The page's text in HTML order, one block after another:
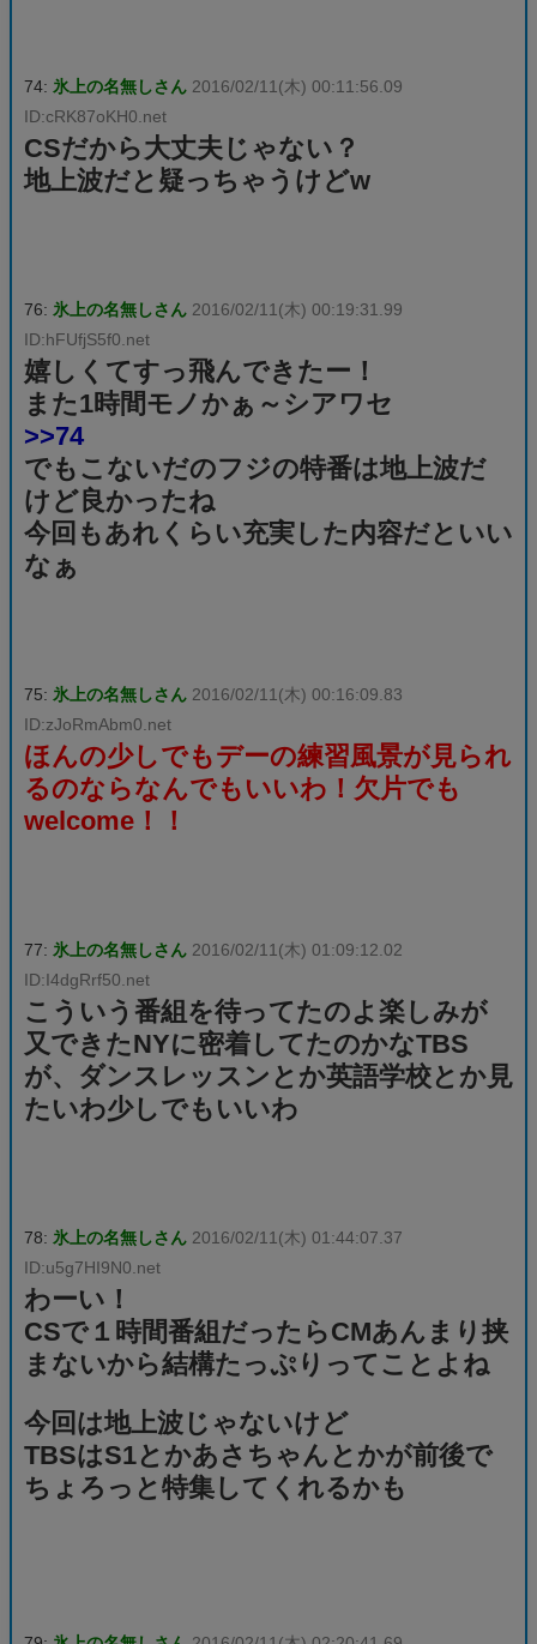
74: 氷上の名無しさん 2016/02/11(木) 00:11:56.09
ID:cRK87oKH0.net
CSだから大丈夫じゃない？
地上波だと疑っちゃうけどw
76: 氷上の名無しさん 2016/02/11(木) 00:19:31.99
ID:hFUfjS5f0.net
嬉しくてすっ飛んできたー！
また1時間モノかぁ～シアワセ
>>74
でもこないだのフジの特番は地上波だ
けど良かったね
今回もあれくらい充実した内容だといい
なぁ
75: 氷上の名無しさん 2016/02/11(木) 00:16:09.83
ID:zJoRmAbm0.net
ほんの少しでもデーの練習風景が見られ
るのならなんでもいいわ！欠片でも
welcome！！
77: 氷上の名無しさん 2016/02/11(木) 01:09:12.02
ID:I4dgRrf50.net
こういう番組を待ってたのよ楽しみが
又できたNYに密着してたのかなTBS
が、ダンスレッスンとか英語学校とか見
たいわ少しでもいいわ
78: 氷上の名無しさん 2016/02/11(木) 01:44:07.37
ID:u5g7HI9N0.net
わーい！
CSで１時間番組だったらCMあんまり挟
まないから結構たっぷりってことよね
今回は地上波じゃないけど
TBSはS1とかあさちゃんとかが前後で
ちょろっと特集してくれるかも